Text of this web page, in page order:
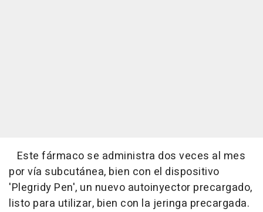
Este fármaco se administra dos veces al mes
por vía subcutánea, bien con el dispositivo
'Plegridy Pen', un nuevo autoinyector precargado,
listo para utilizar, bien con la jeringa precargada.